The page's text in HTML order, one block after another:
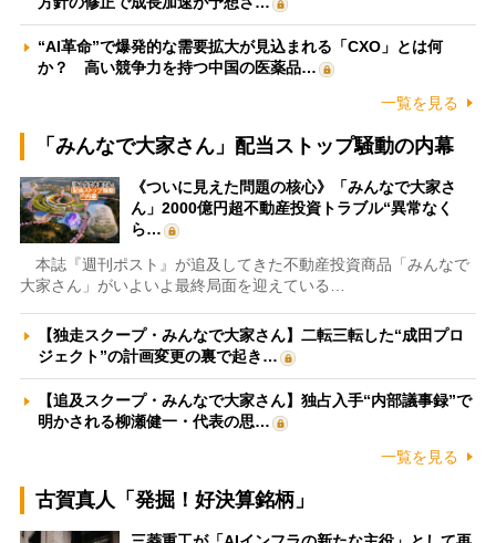
“AI革命”で爆発的な需要拡大が見込まれる「CXO」とは何
か？ 高い競争力を持つ中国の医薬品…
一覧を見る
「みんなで大家さん」配当ストップ騒動の内幕
《ついに見えた問題の核心》「みんなで大家さ
ん」2000億円超不動産投資トラブル“異常なく
ら…
本誌『週刊ポスト』が追及してきた不動産投資商品「みんなで
大家さん」がいよいよ最終局面を迎えている…
【独走スクープ・みんなで大家さん】二転三転した“成田プロ
ジェクト”の計画変更の裏で起き…
【追及スクープ・みんなで大家さん】独占入手“内部議事録”で
明かされる柳瀬健一・代表の思…
一覧を見る
古賀真人「発掘！好決算銘柄」